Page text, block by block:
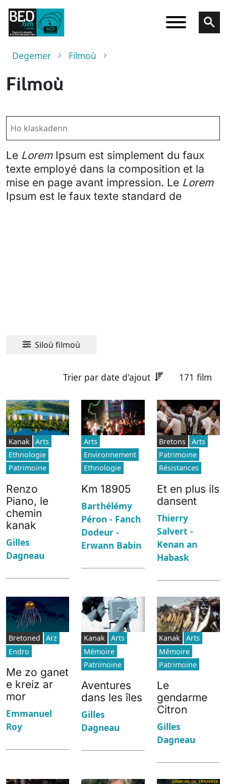
Skip to main content
Breadcrumb
Degemer Filmoù
Filmoù
Le LoremIpsum est simplement du faux
texte employé dans la composition et la
mise en page avant impression. Le Lorem
Ipsum est le faux texte standard de
Siloù filmoù
Trier par date d'ajout 171 film
Kanak
Arts
Ethnologie
Patrimoine
Renzo
Piano, le
chemin
kanak
Gilles
Dagneau
Arts
Environnement
Ethnologie
Km 18905
Barthélémy
Péron - Fanch
Dodeur -
Erwann Babin
Bretons
Arts
Patrimoine
Résistances
Et en plus ils
dansent
Thierry
Salvert -
Kenan an
Habask
Bretoned
Arz
Endro
Me zo ganet
e kreiz ar
mor
Emmanuel
Roy
Kanak
Arts
Mémoire
Patrimoine
Aventures
dans les îles
Gilles
Dagneau
Kanak
Arts
Mémoire
Patrimoine
Le
gendarme
Citron
Gilles
Dagneau